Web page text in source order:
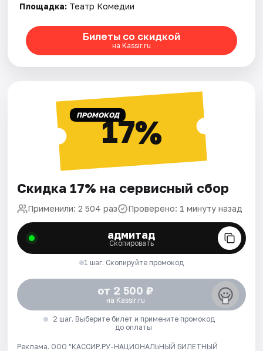
Площадка: Театр Комедии
Билеты со скидкой
на Kassir.ru
ПРОМОКОД17%
Скидка 17% на сервисный сбор
Применили: 2 504 раз Проверено: 1 минуту назад
адмитад
Скопировать
1 шаг. Скопируйте промокод
от 2 500 ₽
на Kassir.ru
2 шаг. Выберите билет и примените промокод
до оплаты
Реклама. ООО "КАССИР.РУ-НАЦИОНАЛЬНЫЙ БИЛЕТНЫЙ